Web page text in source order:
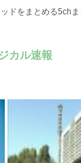
ドをまとめる5ch
カル速報